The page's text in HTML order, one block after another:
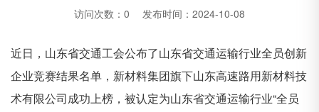
访问次数： 0 发布时间：2024-10-08
近日，山东省交通工会公布了山东省交通运输行业全员创新
企业竞赛结果名单，新材料集团旗下山东高速路用新材料技
术有限公司成功上榜，被认定为山东省交通运输行业“全员